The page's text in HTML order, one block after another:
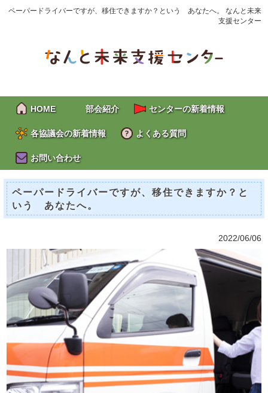
ペーパードライバーですが、移住できますか？という あなたへ。 なんと未来
支援センター
HOME 部会紹介 センターの新着情報
各協議会の新着情報 よくある質問
お問い合わせ
ペーパードライバーですが、移住できますか？と
いう あなたへ。
2022/06/06